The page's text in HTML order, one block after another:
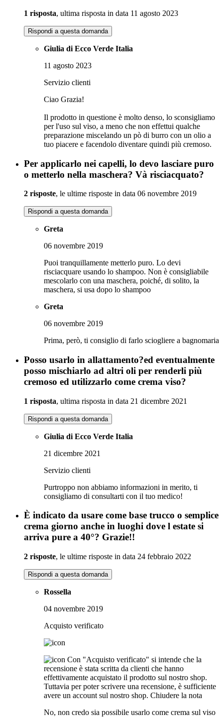
1 risposta, ultima risposta in data 11 agosto 2023
Rispondi a questa domanda
Giulia di Ecco Verde Italia
11 agosto 2023
Servizio clienti
Ciao Grazia!
Il prodotto in questione è molto denso, lo sconsigliamo
per l'uso sul viso, a meno che non effettui qualche
preparazione miscelando un pò di burro con un olio a
tuo piacere e facendolo diventare quindi più cremoso.
Per applicarlo nei capelli, lo devo lasciare puro
o metterlo nella maschera? Và risciacquato?
2 risposte, le ultime risposte in data 06 novembre 2019
Rispondi a questa domanda
Greta
06 novembre 2019
Puoi tranquillamente metterlo puro. Lo devi
risciacquare usando lo shampoo. Non è consigliabile
mescolarlo con una maschera, poiché, di solito, la
maschera, si usa dopo lo shampoo
Greta
06 novembre 2019
Prima, però, ti consiglio di farlo sciogliere a bagnomaria
Posso usarlo in allattamento?ed eventualmente
posso mischiarlo ad altri oli per renderli più
cremoso ed utilizzarlo come crema viso?
1 risposta, ultima risposta in data 21 dicembre 2021
Rispondi a questa domanda
Giulia di Ecco Verde Italia
21 dicembre 2021
Servizio clienti
Purtroppo non abbiamo informazioni in merito, ti
consigliamo di consultarti con il tuo medico!
È indicato da usare come base trucco o semplice
crema giorno anche in luoghi dove l estate si
arriva pure a 40°? Grazie!!
2 risposte, le ultime risposte in data 24 febbraio 2022
Rispondi a questa domanda
Rossella
04 novembre 2019
Acquisto verificato
Con "Acquisto verificato" si intende che la
recensione è stata scritta da clienti che hanno
effettivamente acquistato il prodotto sul nostro shop.
Tuttavia per poter scrivere una recensione, è sufficiente
avere un account sul nostro shop. Chiudere la nota
No, non credo sia possibile usarlo come crema sul viso